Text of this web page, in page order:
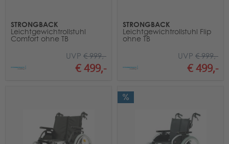
STRONGBACK
Leichtgewichtrollstuhl
Comfort ohne TB
€ 499,-
UVP € 999,-
STRONGBACK
Leichtgewichtrollstuhl Flip
ohne TB
€ 499,-
UVP € 999,-